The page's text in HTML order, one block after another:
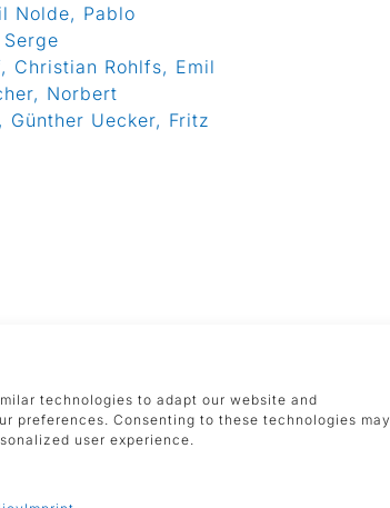
technologies to adapt our website and
preferences. Consenting to these technologies may
user experience.
Nolde, Pablo
Christian Rohlfs, Emil
Norbert
Günther Uecker, Fritz
freitags 10-16 Uhr und nach